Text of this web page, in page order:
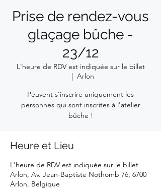
Prise de rendez-vous
glaçage bûche -
23/12
L'heure de RDV est indiquée sur le billet
  |
Arlon
Peuvent s'inscrire uniquement les
personnes qui sont inscrites à l'atelier
bûche !
Heure et Lieu
L'heure de RDV est indiquée sur le billet
Arlon, Av. Jean-Baptiste Nothomb 76, 6700
Arlon, Belgique